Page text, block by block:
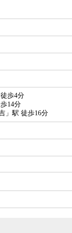
歩4分
14分
」駅 徒歩16分